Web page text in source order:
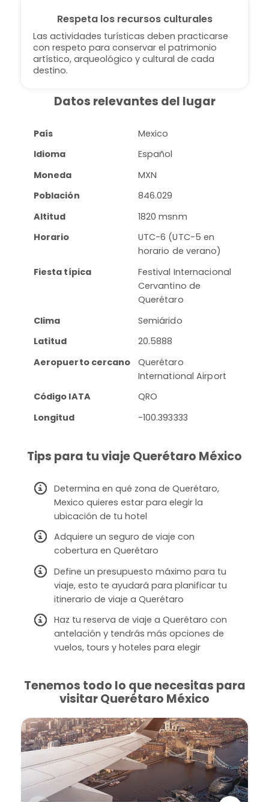
Respeta los recursos culturales
Las actividades turísticas deben practicarse
con respeto para conservar el patrimonio
artístico, arqueológico y cultural de cada
destino.
Datos relevantes del lugar
País
Mexico
Idioma
Español
Moneda
MXN
Población
846.029
Altitud
1820 msnm
Horario
UTC-6 (UTC-5 en
horario de verano)
Fiesta típica
Festival Internacional
Cervantino de
Querétaro
Clima
Semiárido
Latitud
20.5888
Aeropuerto cercano
Querétaro
International Airport
Código IATA
QRO
Longitud
-100.393333
Tips para tu viaje Querétaro México
Determina en qué zona de Querétaro,
Mexico quieres estar para elegir la
ubicación de tu hotel
Adquiere un seguro de viaje con
cobertura en Querétaro
Define un presupuesto máximo para tu
viaje, esto te ayudará para planificar tu
itinerario de viaje a Querétaro
Haz tu reserva de viaje a Querétaro con
antelación y tendrás más opciones de
vuelos, tours y hoteles para elegir
Tenemos todo lo que necesitas para
visitar Querétaro México